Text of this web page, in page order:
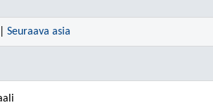
Seuraava asia